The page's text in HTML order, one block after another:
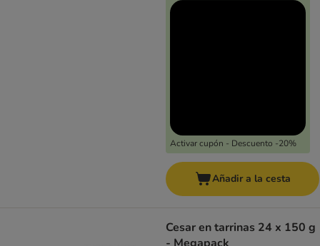
Activar cupón - Descuento -20%
Añadir a la cesta
Cesar en tarrinas 24 x 150 g